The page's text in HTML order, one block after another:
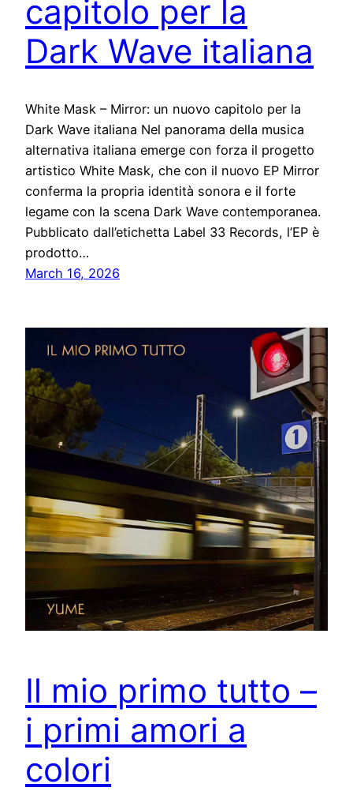
capitolo per la
Dark Wave italiana
White Mask – Mirror: un nuovo capitolo per la
Dark Wave italiana Nel panorama della musica
alternativa italiana emerge con forza il progetto
artistico White Mask, che con il nuovo EP Mirror
conferma la propria identità sonora e il forte
legame con la scena Dark Wave contemporanea.
Pubblicato dall’etichetta Label 33 Records, l’EP è
prodotto…
March 16, 2026
Il mio primo tutto –
i primi amori a
colori